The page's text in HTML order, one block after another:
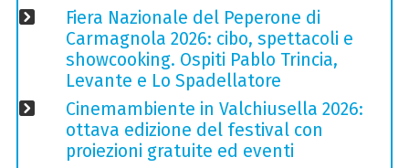
Fiera Nazionale del Peperone di
Carmagnola 2026: cibo, spettacoli e
showcooking. Ospiti Pablo Trincia,
Levante e Lo Spadellatore
Cinemambiente in Valchiusella 2026:
ottava edizione del festival con
proiezioni gratuite ed eventi